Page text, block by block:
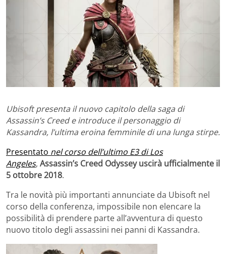
Ubisoft presenta il nuovo capitolo della saga di
Assassin’s Creed e introduce il personaggio di
Kassandra, l’ultima eroina femminile di una lunga stirpe.
Presentato nel corso dell’ultimo E3 di Los
Angeles, Assassin’s Creed Odyssey uscirà ufficialmente il
5 ottobre 2018.
Tra le novità più importanti annunciate da Ubisoft nel
corso della conferenza, impossibile non elencare la
possibilità di prendere parte all’avventura di questo
nuovo titolo degli assassini nei panni di Kassandra.